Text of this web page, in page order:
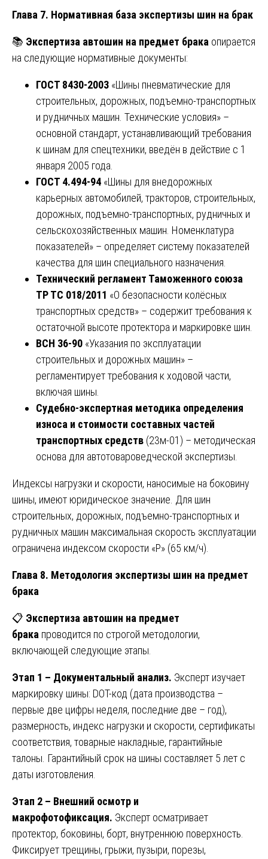
Глава 7. Нормативная база экспертизы шин на брак
📚 Экспертиза автошин на предмет брака опирается
на следующие нормативные документы:
ГОСТ 8430-2003 «Шины пневматические для
строительных, дорожных, подъемно-транспортных
и рудничных машин. Технические условия» –
основной стандарт, устанавливающий требования
к шинам для спецтехники, введён в действие с 1
января 2005 года.
ГОСТ 4.494-94 «Шины для внедорожных
карьерных автомобилей, тракторов, строительных,
дорожных, подъемно-транспортных, рудничных и
сельскохозяйственных машин. Номенклатура
показателей» – определяет систему показателей
качества для шин специального назначения.
Технический регламент Таможенного союза
ТР ТС 018/2011 «О безопасности колёсных
транспортных средств» – содержит требования к
остаточной высоте протектора и маркировке шин.
ВСН 36-90 «Указания по эксплуатации
строительных и дорожных машин» –
регламентирует требования к ходовой части,
включая шины.
Судебно-экспертная методика определения
износа и стоимости составных частей
транспортных средств (23м-01) – методическая
основа для автотовароведческой экспертизы.
Индексы нагрузки и скорости, наносимые на боковину
шины, имеют юридическое значение. Для шин
строительных, дорожных, подъемно-транспортных и
рудничных машин максимальная скорость эксплуатации
ограничена индексом скорости «P» (65 км/ч).
Глава 8. Методология экспертизы шин на предмет
брака
📋 Экспертиза автошин на предмет
брака проводится по строгой методологии,
включающей следующие этапы.
Этап 1 – Документальный анализ. Эксперт изучает
маркировку шины: DOT-код (дата производства –
первые две цифры неделя, последние две – год),
размерность, индекс нагрузки и скорости, сертификаты
соответствия, товарные накладные, гарантийные
талоны. Гарантийный срок на шины составляет 5 лет с
даты изготовления.
Этап 2 – Внешний осмотр и
макрофотофиксация. Эксперт осматривает
протектор, боковины, борт, внутреннюю поверхность.
Фиксирует трещины, грыжи, пузыри, порезы,